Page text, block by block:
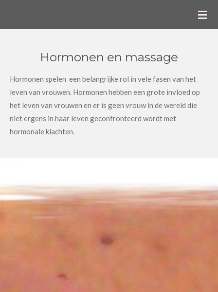
hoofdinhoudHormonen en massage
Hormonen spelen een belangrijke rol in vele fasen van het
leven van vrouwen. Hormonen hebben een grote invloed op
het leven van vrouwen en er is geen vrouw in de wereld die
niet ergens in haar leven geconfronteerd wordt met
hormonale klachten.